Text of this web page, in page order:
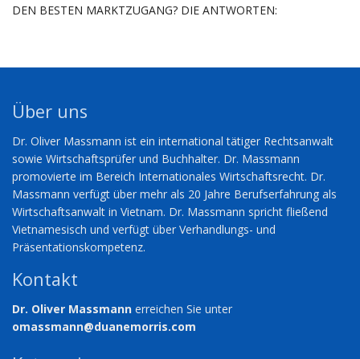
DEN BESTEN MARKTZUGANG? DIE ANTWORTEN:
Über uns
Dr. Oliver Massmann ist ein international tätiger Rechtsanwalt
sowie Wirtschaftsprüfer und Buchhalter. Dr. Massmann
promovierte im Bereich Internationales Wirtschaftsrecht. Dr.
Massmann verfügt über mehr als 20 Jahre Berufserfahrung als
Wirtschaftsanwalt in Vietnam. Dr. Massmann spricht fließend
Vietnamesisch und verfügt über Verhandlungs- und
Präsentationskompetenz.
Kontakt
Dr. Oliver Massmann erreichen Sie unter
omassmann@duanemorris.com